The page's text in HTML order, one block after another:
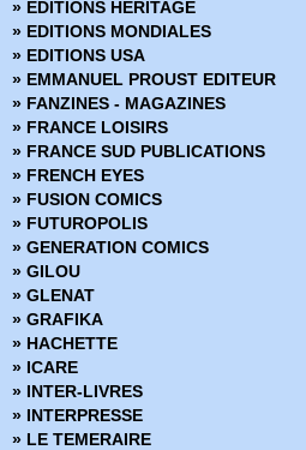
» EDITIONS HERITAGE
» EDITIONS MONDIALES
» EDITIONS USA
» EMMANUEL PROUST EDITEUR
» FANZINES - MAGAZINES
» FRANCE LOISIRS
» FRANCE SUD PUBLICATIONS
» FRENCH EYES
» FUSION COMICS
» FUTUROPOLIS
» GENERATION COMICS
» GILOU
» GLENAT
» GRAFIKA
» HACHETTE
» ICARE
» INTER-LIVRES
» INTERPRESSE
» LE TEMERAIRE